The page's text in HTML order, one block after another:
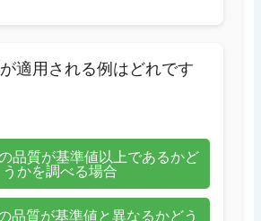
適用される例はどれです
品質が基準値以上であるかど
うかを調べる場合
品質が基準値と異なるかどう